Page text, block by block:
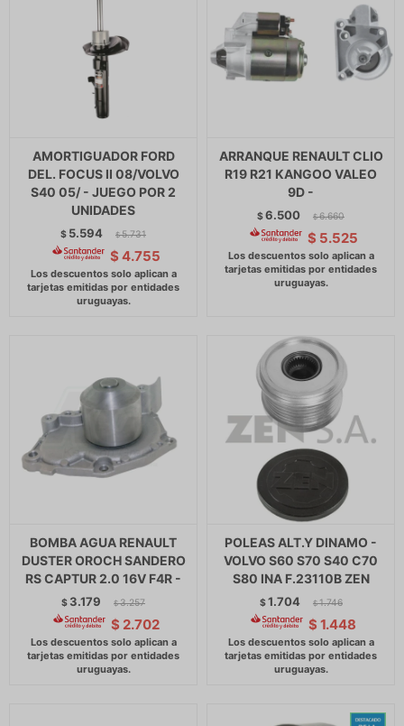
AMORTIGUADOR FORD
DEL. FOCUS II 08/VOLVO
S40 05/ - JUEGO POR 2
UNIDADES
$ 5.594 $ 5.731
$ 4.755
ARRANQUE RENAULT CLIO
R19 R21 KANGOO VALEO
9D -
$6.500 $ 6.660
$ 5.525
BOMBA AGUA RENAULT
DUSTER OROCH SANDERO
RS CAPTUR 2.0 16V F4R -
$ 3.179 $ 3.257
$ 2.702
POLEAS ALT.Y DINAMO -
VOLVO S60 S70 S40 C70
S80 INA F.23110B ZEN
$1.704 $ 1.746
$ 1.448